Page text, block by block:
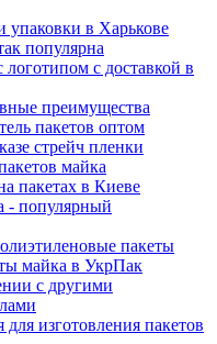
упаковки в Харькове
популярна
логотипом с доставкой в
преимущества
пакетов оптом
стрейч пленки
майка
пакетах в Киеве
- популярный
пакеты
майка в УкрПак
с другими
изготовления пакетов